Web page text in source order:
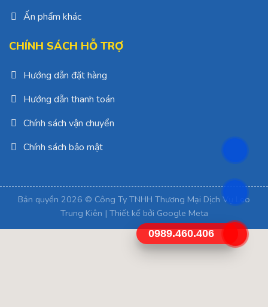
Ấn phẩm khác
CHÍNH SÁCH HỖ TRỢ
Hướng dẫn đặt hàng
Hướng dẫn thanh toán
Chính sách vận chuyển
Chính sách bảo mật
Bản quyền 2026 © Công Ty TNHH Thương Mại Dịch Vụ Leo
Trung Kiên | Thiết kế bởi Google Meta
0989.460.406